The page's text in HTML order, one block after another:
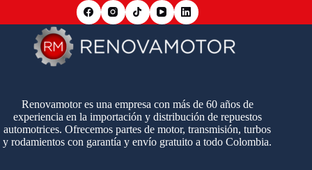
Renovamotor es una empresa con más de 60 años de
experiencia en la importación y distribución de repuestos
automotrices. Ofrecemos partes de motor, transmisión, turbos
y rodamientos con garantía y envío gratuito a todo Colombia.